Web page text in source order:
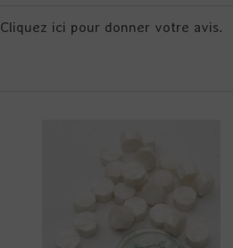
Cliquez ici pour donner votre avis.